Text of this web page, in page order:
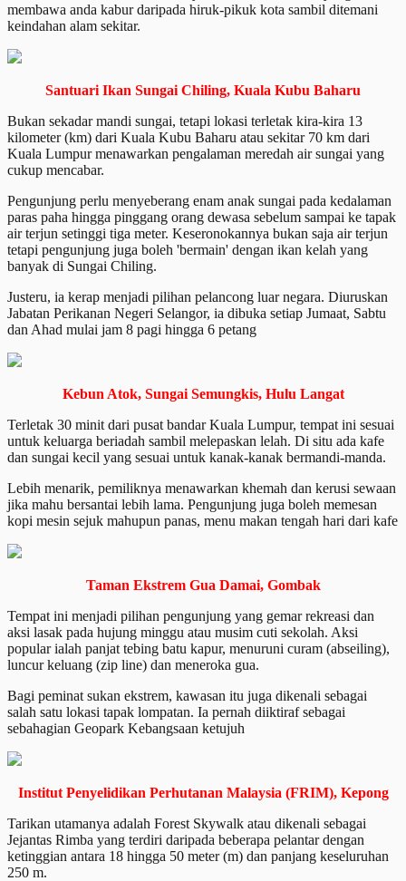
membawa anda kabur daripada hiruk-pikuk kota sambil ditemani
keindahan alam sekitar.
Santuari Ikan Sungai Chiling, Kuala Kubu Baharu
Bukan sekadar mandi sungai, tetapi lokasi terletak kira-kira 13
kilometer (km) dari Kuala Kubu Baharu atau sekitar 70 km dari
Kuala Lumpur menawarkan pengalaman meredah air sungai yang
cukup mencabar.
Pengunjung perlu menyeberang enam anak sungai pada kedalaman
paras paha hingga pinggang orang dewasa sebelum sampai ke tapak
air terjun setinggi tiga meter. Keseronokannya bukan saja air terjun
tetapi pengunjung juga boleh 'bermain' dengan ikan kelah yang
banyak di Sungai Chiling.
Justeru, ia kerap menjadi pilihan pelancong luar negara. Diuruskan
Jabatan Perikanan Negeri Selangor, ia dibuka setiap Jumaat, Sabtu
dan Ahad mulai jam 8 pagi hingga 6 petang
Kebun Atok, Sungai Semungkis, Hulu Langat
Terletak 30 minit dari pusat bandar Kuala Lumpur, tempat ini sesuai
untuk keluarga beriadah sambil melepaskan lelah. Di situ ada kafe
dan sungai kecil yang sesuai untuk kanak-kanak bermandi-manda.
Lebih menarik, pemiliknya menawarkan khemah dan kerusi sewaan
jika mahu bersantai lebih lama. Pengunjung juga boleh memesan
kopi mesin sejuk mahupun panas, menu makan tengah hari dari kafe
Taman Ekstrem Gua Damai, Gombak
Tempat ini menjadi pilihan pengunjung yang gemar rekreasi dan
aksi lasak pada hujung minggu atau musim cuti sekolah. Aksi
popular ialah panjat tebing batu kapur, menuruni curam (abseiling),
luncur keluang (zip line) dan meneroka gua.
Bagi peminat sukan ekstrem, kawasan itu juga dikenali sebagai
salah satu lokasi tapak lompatan. Ia pernah diiktiraf sebagai
sebahagian Geopark Kebangsaan ketujuh
Institut Penyelidikan Perhutanan Malaysia (FRIM), Kepong
Tarikan utamanya adalah Forest Skywalk atau dikenali sebagai
Jejantas Rimba yang terdiri daripada beberapa pelantar dengan
ketinggian antara 18 hingga 50 meter (m) dan panjang keseluruhan
250 m.